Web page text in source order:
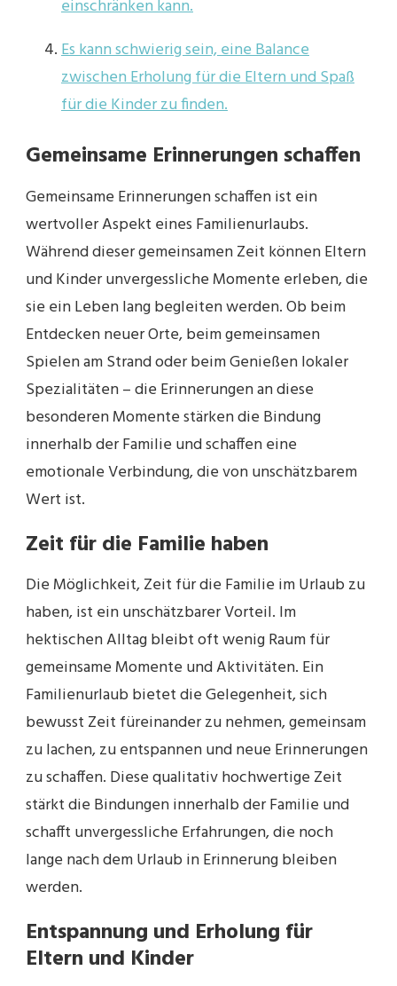
einschränken kann.
Es kann schwierig sein, eine Balance
zwischen Erholung für die Eltern und Spaß
für die Kinder zu finden.
Gemeinsame Erinnerungen schaffen
Gemeinsame Erinnerungen schaffen ist ein
wertvoller Aspekt eines Familienurlaubs.
Während dieser gemeinsamen Zeit können Eltern
und Kinder unvergessliche Momente erleben, die
sie ein Leben lang begleiten werden. Ob beim
Entdecken neuer Orte, beim gemeinsamen
Spielen am Strand oder beim Genießen lokaler
Spezialitäten – die Erinnerungen an diese
besonderen Momente stärken die Bindung
innerhalb der Familie und schaffen eine
emotionale Verbindung, die von unschätzbarem
Wert ist.
Zeit für die Familie haben
Die Möglichkeit, Zeit für die Familie im Urlaub zu
haben, ist ein unschätzbarer Vorteil. Im
hektischen Alltag bleibt oft wenig Raum für
gemeinsame Momente und Aktivitäten. Ein
Familienurlaub bietet die Gelegenheit, sich
bewusst Zeit füreinander zu nehmen, gemeinsam
zu lachen, zu entspannen und neue Erinnerungen
zu schaffen. Diese qualitativ hochwertige Zeit
stärkt die Bindungen innerhalb der Familie und
schafft unvergessliche Erfahrungen, die noch
lange nach dem Urlaub in Erinnerung bleiben
werden.
Entspannung und Erholung für
Eltern und Kinder